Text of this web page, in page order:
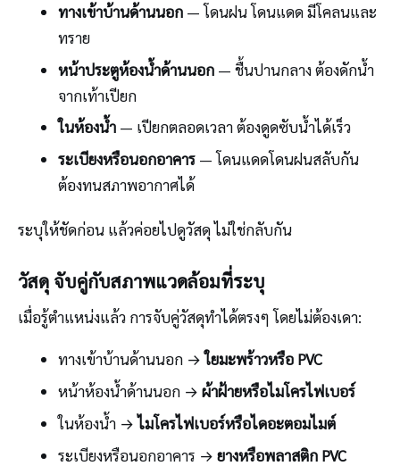
ทางเข้าบ้านด้านนอก— โดนฝน โดนแดด มีโคลนและ
ทราย
หน้าประตูห้องน้ำด้านนอก— ชื้นปานกลาง ต้องดักน้ำ
จากเท้าเปียก
ในห้องน้ำ— เปียกตลอดเวลา ต้องดูดซับน้ำได้เร็ว
ระเบียงหรือนอกอาคาร— โดนแดดโดนฝนสลับกัน
ต้องทนสภาพอากาศได้
ระบุให้ชัดก่อน แล้วค่อยไปดูวัสดุ ไม่ใช่กลับกัน
วัสดุ จับคู่กับสภาพแวดล้อมที่ระบุ
เมื่อรู้ตำแหน่งแล้ว การจับคู่วัสดุทำได้ตรงๆ โดยไม่ต้องเดา:
ทางเข้าบ้านด้านนอก →ใยมะพร้าวหรือ PVC
หน้าห้องน้ำด้านนอก → ผ้าฝ้ายหรือไมโครไฟเบอร์
ในห้องน้ำ →ไมโครไฟเบอร์หรือไดอะตอมไมต์
ระเบียงหรือนอกอาคาร → ยางหรือพลาสติก PVC